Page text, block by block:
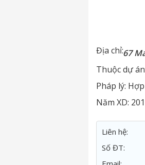
Địa chỉ:67
Thuộc dự
Pháp lý:
Năm XD:
Liên hệ:
Số ĐT: